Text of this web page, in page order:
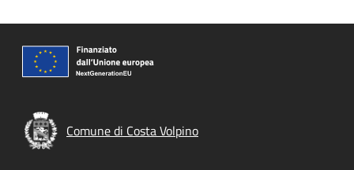
Comune di Costa Volpino